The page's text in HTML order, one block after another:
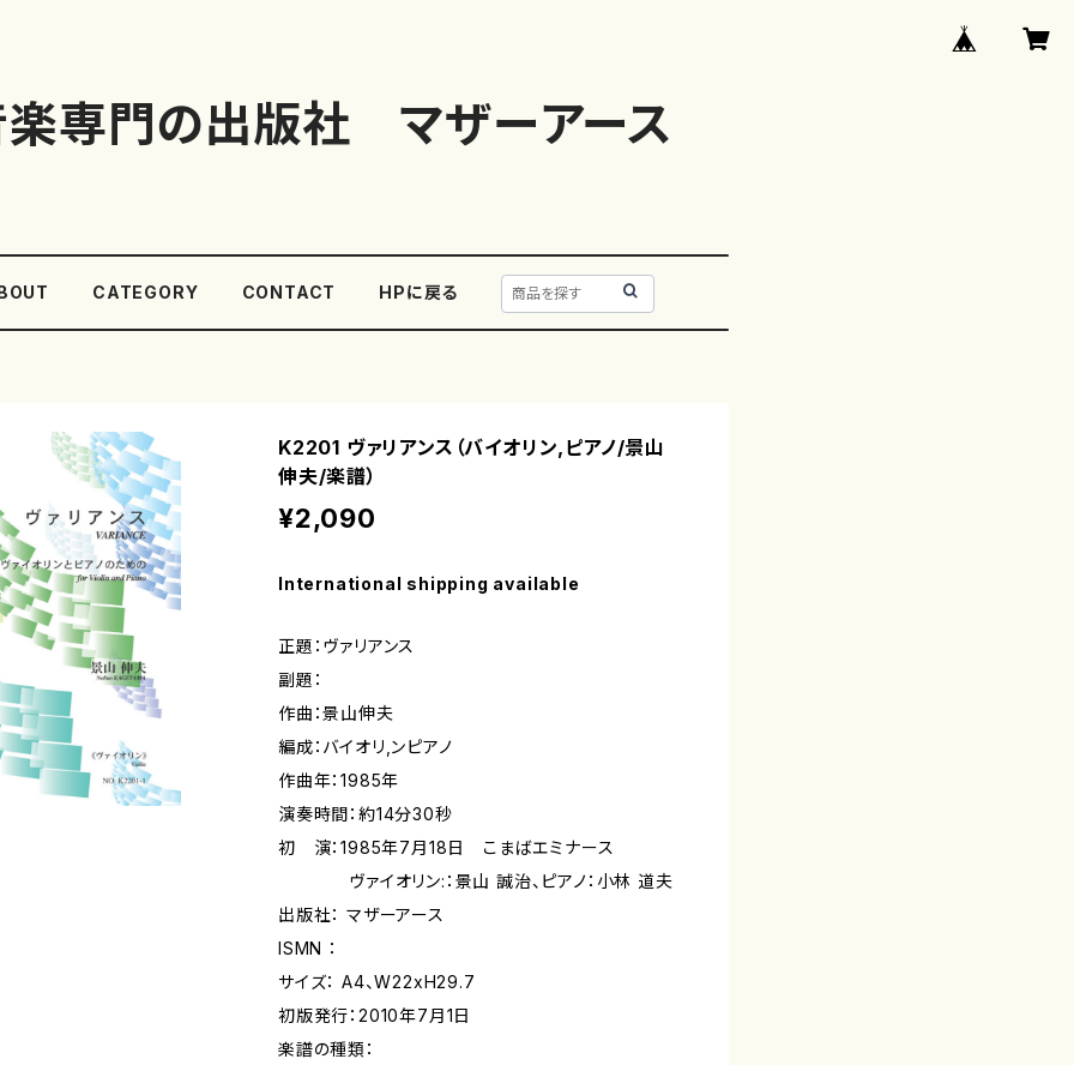
専門の出版社 マザーアース
CATEGORY CONTACT HPに戻る
K2201 ヴァリアンス（バイオリン,ピアノ/景山
伸夫/楽譜）
¥2,090
International shipping available
正題：ヴァリアンス
副題：
作曲：景山伸夫
編成：バイオリ,ンピアノ
作曲年：1985年
演奏時間：約14分30秒
初 演：1985年7月18日 こまばエミナース
ヴァイオリン:：景山 誠治、ピアノ：小林 道夫
出版社： マザーアース
ISMN ：
サイズ： A4、W22xH29.7
初版発行：2010年7月1日
楽譜の種類：